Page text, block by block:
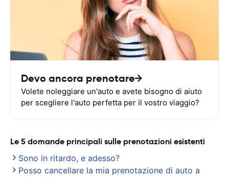
Devo ancora prenotare
Volete noleggiare un'auto e avete bisogno di aiuto
per scegliere l'auto perfetta per il vostro viaggio?
Le 5 domande principali sulle prenotazioni esistenti
Sono in ritardo, e adesso?
Posso cancellare la mia prenotazione di auto a